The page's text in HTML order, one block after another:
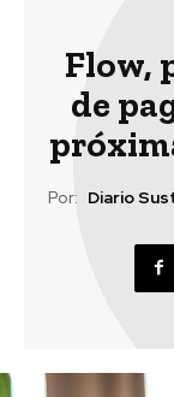
Flow,
de
Por: Diario